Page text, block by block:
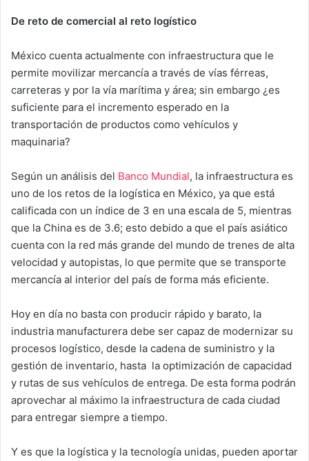
De reto de comercial al reto logístico
México cuenta actualmente con infraestructura que le
permite movilizar mercancía a través de vías férreas,
carreteras y por la vía marítima y área; sin embargo ¿es
suficiente para el incremento esperado en la
transportación de productos como vehículos y
maquinaria?
Según un análisis del Banco Mundial, la infraestructura es
uno de los retos de la logística en México, ya que está
calificada con un índice de 3 en una escala de 5, mientras
que la China es de 3.6; esto debido a que el país asiático
cuenta con la red más grande del mundo de trenes de alta
velocidad y autopistas, lo que permite que se transporte
mercancía al interior del país de forma más eficiente.
Hoy en día no basta con producir rápido y barato, la
industria manufacturera debe ser capaz de modernizar su
procesos logístico, desde la cadena de suministro y la
gestión de inventario, hasta la optimización de capacidad
y rutas de sus vehículos de entrega. De esta forma podrán
aprovechar al máximo la infraestructura de cada ciudad
para entregar siempre a tiempo.
Y es que la logística y la tecnología unidas, pueden aportar